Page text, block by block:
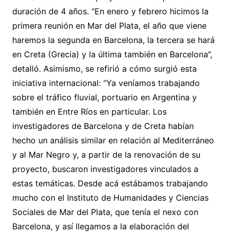
duración de 4 años. “En enero y febrero hicimos la
primera reunión en Mar del Plata, el año que viene
haremos la segunda en Barcelona, la tercera se hará
en Creta (Grecia) y la última también en Barcelona”,
detalló. Asimismo, se refirió a cómo surgió esta
iniciativa internacional: “Ya veníamos trabajando
sobre el tráfico fluvial, portuario en Argentina y
también en Entre Ríos en particular. Los
investigadores de Barcelona y de Creta habían
hecho un análisis similar en relación al Mediterráneo
y al Mar Negro y, a partir de la renovación de su
proyecto, buscaron investigadores vinculados a
estas temáticas. Desde acá estábamos trabajando
mucho con el Instituto de Humanidades y Ciencias
Sociales de Mar del Plata, que tenía el nexo con
Barcelona, y así llegamos a la elaboración del